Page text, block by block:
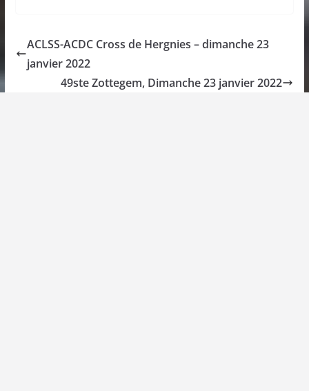
ACLSS-ACDC Cross de Hergnies – dimanche 23
janvier 2022
49ste Zottegem, Dimanche 23 janvier 2022